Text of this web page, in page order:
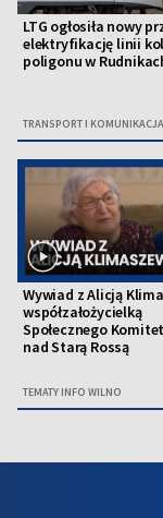
LTG ogłosiła nowy
elektryfikację linii
poligonu w
TRANSPORT I KOMUNIKACJA
Wywiad z Alicją
współzałożycielką
Społecznego
nad Starą Rossą
TEMATY INFO WILNO